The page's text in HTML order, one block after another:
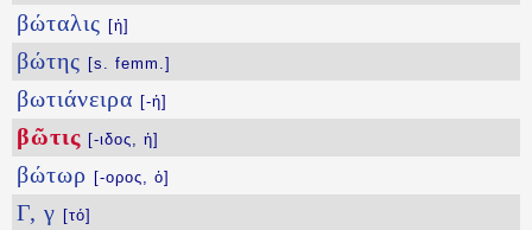
βώταλις [ἡ]
βώτης [s. femm.]
βωτιάνειρα [-ἡ]
βῶτις [-ιδος, ἡ]
βώτωρ [-ορος, ὁ]
Γ, γ [τό]